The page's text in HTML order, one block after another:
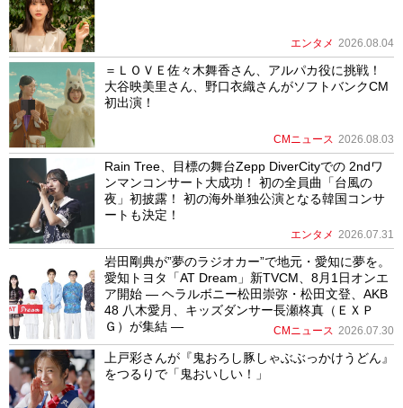
エンタメ 2026.08.04
＝ＬＯＶＥ佐々木舞香さん、アルパカ役に挑戦！
大谷映美里さん、野口衣織さんがソフトバンクCM
初出演！
CMニュース 2026.08.03
Rain Tree、目標の舞台Zepp DiverCityでの 2ndワ
ンマンコンサート大成功！ 初の全員曲「台風の
夜」初披露！ 初の海外単独公演となる韓国コンサ
ートも決定！
エンタメ 2026.07.31
岩田剛典が”夢のラジオカー”で地元・愛知に夢を。
愛知トヨタ「AT Dream」新TVCM、8月1日オンエ
ア開始 ― ヘラルボニー松田崇弥・松田文登、AKB
48 八木愛月、キッズダンサー長瀬柊真（ＥＸＰ
Ｇ）が集結 ―
CMニュース 2026.07.30
上戸彩さんが『鬼おろし豚しゃぶぶっかけうどん』
をつるりで「鬼おいしい！」